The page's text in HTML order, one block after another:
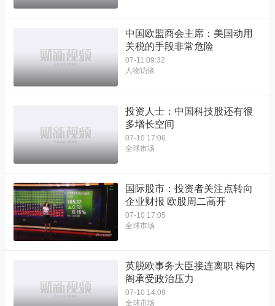
中国欧盟商会主席：美国动用
关税的手段非常危险
07-11 09:32
人物访谈
投资人士：中国科技股还有很
多增长空间
07-10 17:06
全球市场
国际股市：投资者关注点转向
企业财报 欧股周二高开
07-10 17:05
全球市场
英脱欧事务大臣接连离职 梅内
阁承受政治压力
07-10 14:09
全球市场